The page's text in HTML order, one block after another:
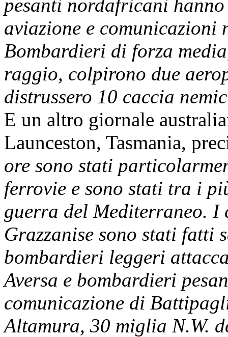
pesanti nordafricani
aviazione e
Bombardieri di forza
raggio, colpirono due
distrussero 10 caccia
E un altro giornale
Launceston, Tasmania,
ore sono stati
ferrovie e sono stati tra i
guerra del Mediterraneo. I
Grazzanise sono stati fatti
bombardieri leggeri
Aversa e bombardieri
comunicazione di
Altamura, 30 miglia N.W.